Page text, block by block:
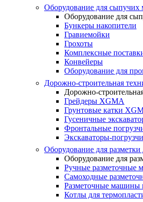
Оборудование для сыпучих
Оборудование для
Бункеры накопители
Гравиемойки
Грохоты
Комплексные
Конвейеры
Оборудование для
Дорожно-строительная
Дорожно-
Грейдеры XGMA
Грунтовые катки
Гусеничные
Фронтальные
Экскаваторы-
Оборудование для разметки
Оборудование для
Ручные разметочные
Самоходные
Разметочные машины
Котлы для